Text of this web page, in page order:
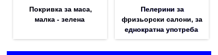
Покривка за маса,
малка - зелена
Пелерини за
фризьорски салони, за
еднократна употреба